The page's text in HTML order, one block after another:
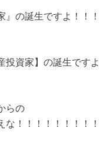
の誕生ですよ！！！
資家】の誕生ですよ
らの
な！！！！！！！！！